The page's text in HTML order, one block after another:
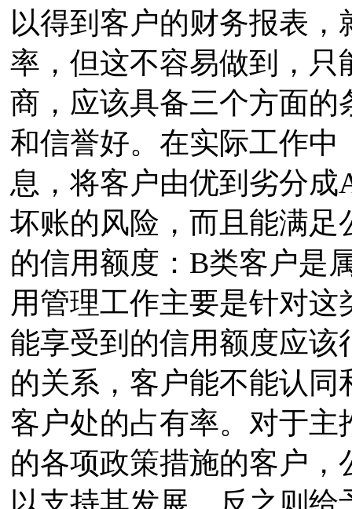
以得到客户的财务报表
率，但这不容易做到，
商，应该具备三个方面
和信誉好。在实际工作
息，将客户由优到劣分
坏账的风险，而且能满
的信用额度：B类客户是
用管理工作主要是针对
能享受到的信用额度应
的关系，客户能不能认
客户处的占有率。对于
的各项政策措施的客户